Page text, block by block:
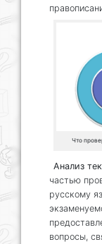
Что
Анализ
частью
русскому
вопросы,